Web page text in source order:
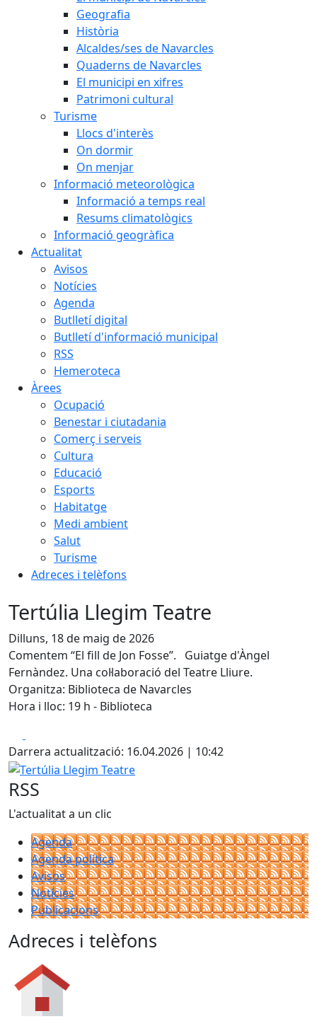
Geografia
Història
Alcaldes/ses de Navarcles
Quaderns de Navarcles
El municipi en xifres
Patrimoni cultural
Turisme
Llocs d'interès
On dormir
On menjar
Informació meteorològica
Informació a temps real
Resums climatològics
Informació geogràfica
Actualitat
Avisos
Notícies
Agenda
Butlletí digital
Butlletí d'informació municipal
RSS
Hemeroteca
Àrees
Ocupació
Benestar i ciutadania
Comerç i serveis
Cultura
Educació
Esports
Habitatge
Medi ambient
Salut
Turisme
Adreces i telèfons
Tertúlia Llegim Teatre
Dilluns, 18 de maig de 2026
Comentem “El fill de Jon Fosse”. Guiatge d'Àngel
Fernàndez. Una col·laboració del Teatre Lliure.
Organitza: Biblioteca de Navarcles
Hora i lloc: 19 h - Biblioteca
Darrera actualització: 16.04.2026 | 10:42
Tertúlia Llegim Teatre
RSS
L'actualitat a un clic
Agenda
Agenda política
Avisos
Notícies
Publicacions
Adreces i telèfons